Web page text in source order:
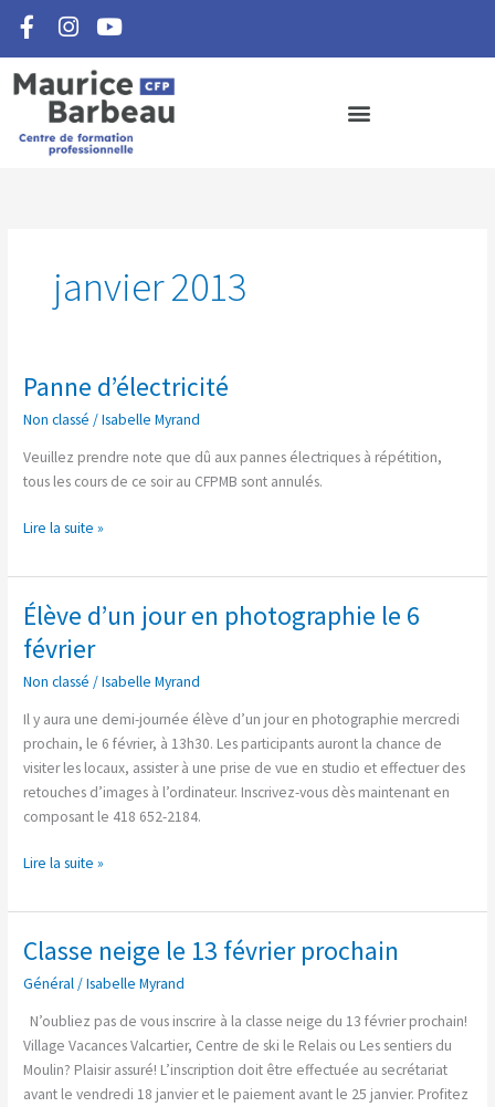
contenu
F
a
c
e
b
o
I
n
s
t
a
g
r
Y
o
u
t
u
b
e
janvier 2013
Panne d’électricité
Non classé /Isabelle Myrand
Veuillez prendre note que dû aux pannes électriques à répétition,
tous les cours de ce soir au CFPMB sont annulés.
Panne
Lire la suite »
Élève d’un jour en photographie le 6
février
Non classé /Isabelle Myrand
Il y aura une demi-journée élève d’un jour en photographie mercredi
prochain, le 6 février, à 13h30. Les participants auront la chance de
visiter les locaux, assister à une prise de vue en studio et effectuer des
retouches d’images à l’ordinateur. Inscrivez-vous dès maintenant en
composant le 418 652-2184.
Élève
d’un
jour
en
le
6
Lire la suite »
Classe neige le 13 février prochain
Général/Isabelle Myrand
N’oubliez pas de vous inscrire à la classe neige du 13 février prochain!
Village Vacances Valcartier, Centre de ski le Relais ou Les sentiers du
Moulin? Plaisir assuré! L’inscription doit être effectuée au secrétariat
avant le vendredi 18 janvier et le paiement avant le 25 janvier. Profitez
Classe
le
13
février
prochain